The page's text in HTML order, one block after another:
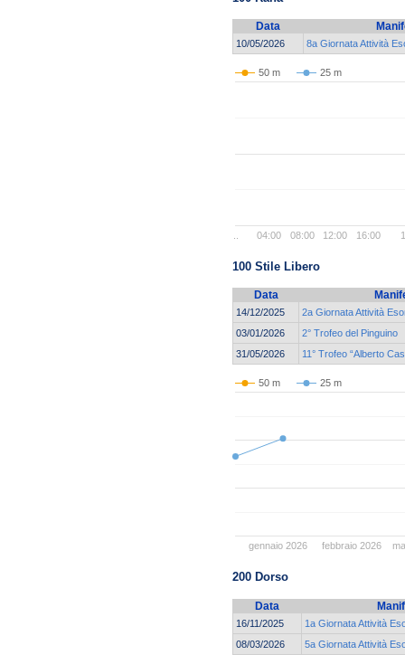
Data
10/05/2026 8a Giornata Attività
50 m 25 m
04:00 08:00 12:00 16:00
100 Stile Libero
Data
14/12/2025
2a Giornata Attività
03/01/2026
2° Trofeo del Pinguino
31/05/2026
11° Trofeo “Alberto
50 m 25 m
gennaio 2026 febbraio 2026
200 Dorso
Data
16/11/2025
1a Giornata Attività
08/03/2026
5a Giornata Attività